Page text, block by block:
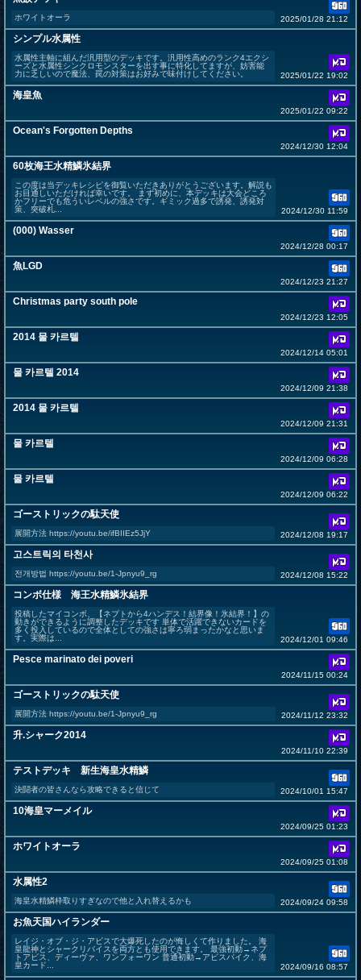
ホワイトオーラ 2025/01/28 21:12
シンプル水属性
水属性主軸に組んだ汎用型のデッキです。汎用性高めのランク4エクシ
ーズと水属性シンクロモンスターを出す事に特化してますが、妨害能
力に乏しいので魔法、罠の対策はお好みで味付けしてください。
2025/01/22 19:02
海皇魚
2025/01/22 09:22
Ocean's Forgotten Depths
2024/12/30 12:04
60枚海王水精鱗氷結界
この度は当デッキレシピを御覧いただきありがとうございます。解説も
お目通しいただければ幸いです。 まず初めに、本デッキは大会どころ
かフリーでも危ういレベルの強さです。ギミック過多で誘発、誘発対
策、突破札...
2024/12/30 11:59
(000) Wasser
2024/12/28 00:17
魚LGD
2024/12/23 21:27
Christmas party south pole
2024/12/23 12:05
2014 물 카르텔
2024/12/14 05:01
물 카르텔 2014
2024/12/09 21:38
2014 물 카르텔
2024/12/09 21:31
물 카르텔
2024/12/09 06:28
물 카르텔
2024/12/09 06:22
ゴーストリックの駄天使
展開方法 https://youtu.be/ifBIIEz5JjY 2024/12/08 19:17
고스트릭의 타천사
전개방법 https://youtu.be/1-Jpnyu9_rg 2024/12/08 15:22
コンボ仕様 海王水精鱗氷結界
投稿したマイコンボ、【ネプトから4ハンデス！結界像！氷結界！】の
動きができるように調整したデッキです 単体で活躍できないカードを
多く投入しているので全体としての強さは寧ろ弱まったかなと思いま
す。実際は...
2024/12/01 09:46
Pesce marinato dei poveri
2024/11/15 00:24
ゴーストリックの駄天使
展開方法 https://youtu.be/1-Jpnyu9_rg 2024/11/12 23:32
升.シャーク2014
2024/11/10 22:39
テストデッキ 新生海皇水精鱗
決闘者の皆さんなら攻略できると信じて 2024/10/01 15:47
10海皇マーメイル
2024/09/25 01:23
ホワイトオーラ
2024/09/25 01:08
水属性2
海皇水精鱗枠取りすぎなので他と入れ替えるかも 2024/09/24 09:58
お魚天国ハイランダー
レイジ・オブ・ジ・アビスで大爆死したのが悔しくて作りました。 海
皇龍神とシャークリバイスを両方とも使用できます。 最強初動→ネプ
トアビス、ディーヴァ、ワンフォーワン 普通初動→アビスパイク、海
皇カード...
2024/09/16 08:57